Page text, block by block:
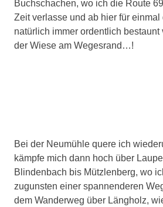
Buchschachen, wo ich die Route
Zeit verlasse und ab hier für einmal
natürlich immer ordentlich bestaunt
der Wiese am Wegesrand…!
Bei der Neumühle quere ich
kämpfe mich dann hoch über
Blindenbach bis Mützlenberg, wo
zugunsten einer spannenderen
dem Wanderweg über Längholz,